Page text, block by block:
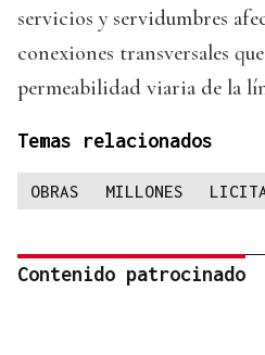
servicios y servidumbres
conexiones transversales
permeabilidad viaria de la
Temas relacionados
OBRAS MILLONES
Contenido patrocinado